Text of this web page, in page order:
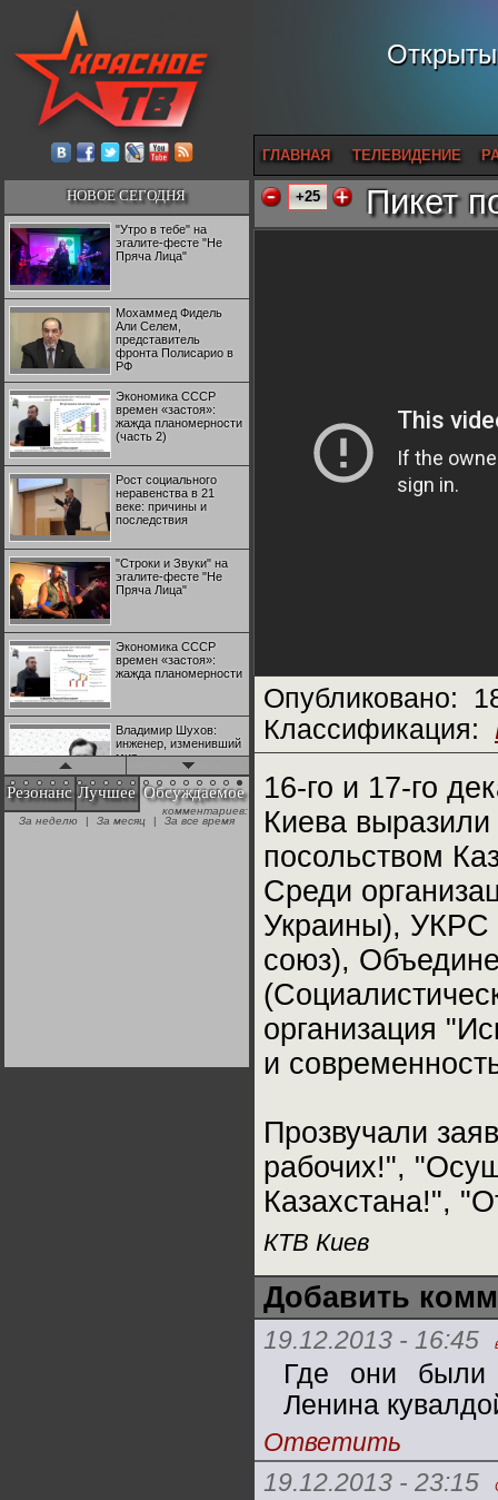
ГЛАВНАЯ ТЕЛЕВИДЕНИЕ
НОВОЕ СЕГОДНЯ
"Утро в тебе" на
эгалите-фесте "Не
Пряча Лица"
Мохаммед Фидель
Али Селем,
представитель
фронта Полисарио в
РФ
Экономика СССР
времен «застоя»:
жажда планомерности
(часть 2)
Рост социального
неравенства в 21
веке: причины и
последствия
"Строки и Звуки" на
эгалите-фесте "Не
Пряча Лица"
Экономика СССР
времен «застоя»:
жажда планомерности
Владимир Шухов:
инженер, изменивший
мир
"Аркадий Коц" на
эгалите-фесте "Не
Резонанс Лучшее Обсуждаемое
комментариев:
За неделю
| За месяц | За все время
+25 Пикет
Опубликовано:
Классификация:
16-го и 17-го
Киева
посольством
Среди
Украины), УКРС
союз),
организация
и
Прозвучали
рабочих!",
Казахстана!",
КТВ Киев
Добавить
19.12.2013 - 16:45
Где они были
Ленина
Ответить
19.12.2013 - 23:15